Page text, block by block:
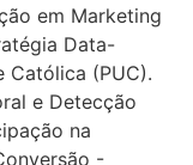
em Marketing
Data-
Católica (PUC).
e Detecção
na
-